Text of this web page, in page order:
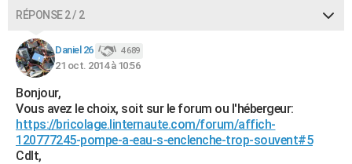
RÉPONSE 2 / 2
Daniel 26 4 689
21 oct. 2014 à 10:56
Bonjour,
Vous avez le choix, soit sur le forum ou l'hébergeur:
https://bricolage.linternaute.com/forum/affich-
120777245-pompe-a-eau-s-enclenche-trop-souvent#5
Cdlt,